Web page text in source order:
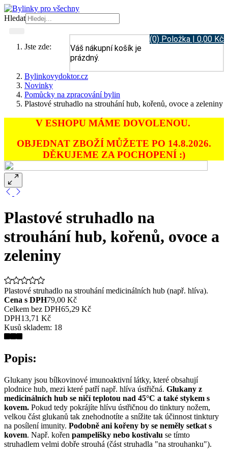
Hledat
(0) Položka | 0,00 Kč
Váš nákupní košík je
prázdný.
Jste zde:
Bylinkovydoktor.cz
Novinky
Pomůcky na zpracování bylin
Plastové struhadlo na strouhání hub, kořenů, ovoce a zeleniny
V ESHOPU MÁME DOVOLENOU.
OBJEDNAT ZBOŽÍ MŮŽETE PO 14.8.2026.
DĚKUJEME ZA POCHOPENÍ :)
Plastové struhadlo na
strouhání hub, kořenů, ovoce a
zeleniny
Plastové struhadlo na strouhání medicinálních hub (např. hlíva).
Cena s DPH79,00 Kč
Celkem bez DPH65,29 Kč
DPH13,71 Kč
Kusů skladem: 18
Popis:
Glukany jsou bílkovinové imunoaktivní látky, které obsahují
plodnice hub, mezi které patří např. hlíva ústřičná. Glukany z
medicinálních hub se ničí teplotou nad 45°C a také stykem s
kovem. Pokud tedy pokrájíte hlívu ústřičnou do tinktury nožem,
velkou část glukanů tak znehodnotíte a snížite tak účinnost tinktury
na posílení imunity. Podobně ani kořeny by se neměly setkat s
kovem. Např. kořen pampelišky nebo kostivalu se tímto
struhadlem velmi dobře strouhá (část struhadla "na strouhanku").